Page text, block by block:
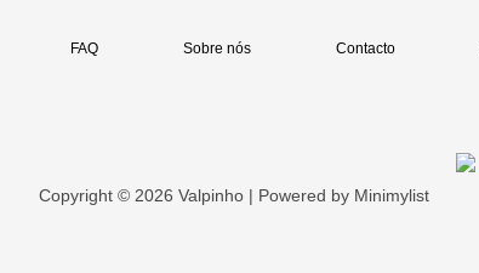
FAQ Sobre nós Contacto
Copyright © 2026 Valpinho | Powered by Minimylist